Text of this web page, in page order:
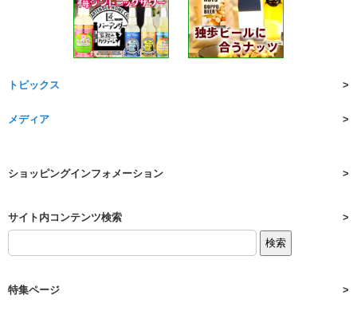
トピックス
メディア
ショッピングインフォメーション
サイト内コンテンツ検索
特集ページ